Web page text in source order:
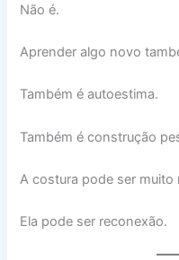
Não é.
Aprender algo novo
Também é autoestima.
Também é construção
A costura pode ser muito
Ela pode ser reconexão.